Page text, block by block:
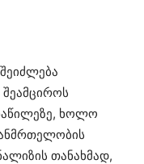
ხოლო
თანახმად,